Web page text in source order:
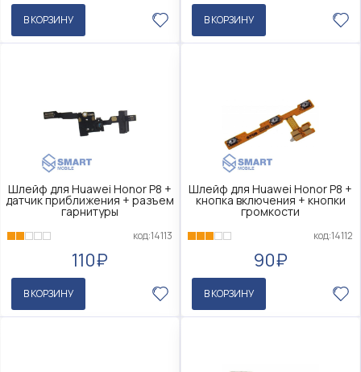
В КОРЗИНУ В КОРЗИНУ
Шлейф для Huawei Honor P8 +
датчик приближения + разъем
гарнитуры
код:14113
110₽
В КОРЗИНУ
Шлейф для Huawei Honor P8 +
кнопка включения + кнопки
громкости
код:14112
90₽
В КОРЗИНУ